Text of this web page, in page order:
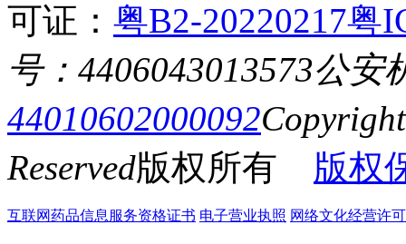
可证： 粤B2-20220217粤
号：4406043013573公安
44010602000092
Reserved版权所有 版权
互联网药品信息服务资格证书 电子营业执照 网络文化经营许